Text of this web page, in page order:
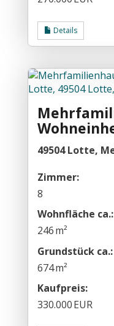
Details
49504 Lotte,
Zimmer:
8
Wohnfläche ca.:
246 m²
Grund­stück ca.:
674 m²
Kaufpreis:
330.000 EUR